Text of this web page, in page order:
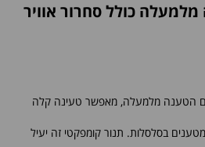
הטענה מלמעלה, מאפשר טעינה קלה
בסלסלות. תנור קומפקטי זה יעיל